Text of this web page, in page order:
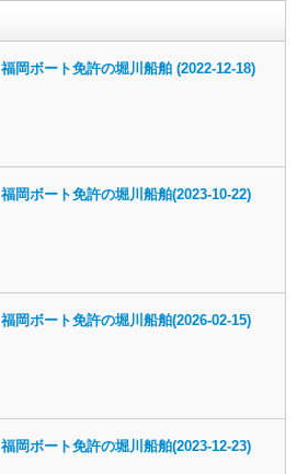
福岡ボート免許の堀川船舶 (2022-12-18)
福岡ボート免許の堀川船舶(2023-10-22)
福岡ボート免許の堀川船舶(2026-02-15)
福岡ボート免許の堀川船舶(2023-12-23)